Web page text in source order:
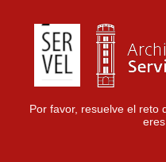
Por favor, resuelve el reto